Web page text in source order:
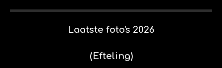
Laatste foto's 2026
(Efteling)